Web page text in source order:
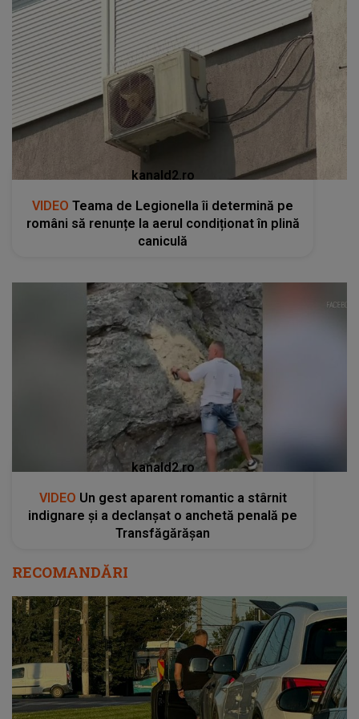
kanald2.ro
VIDEO Teama de Legionella îi determină pe
români să renunțe la aerul condiționat în plină
caniculă
kanald2.ro
VIDEO Un gest aparent romantic a stârnit
indignare și a declanșat o anchetă penală pe
Transfăgărășan
RECOMANDĂRI